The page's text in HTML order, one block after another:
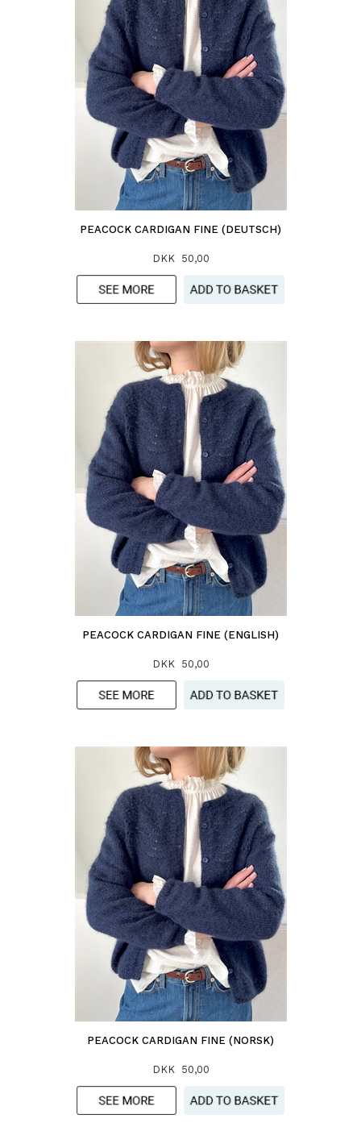
PEACOCK CARDIGAN FINE (DEUTSCH)
DKK 50,00
PEACOCK CARDIGAN FINE (ENGLISH)
DKK 50,00
PEACOCK CARDIGAN FINE (NORSK)
DKK 50,00